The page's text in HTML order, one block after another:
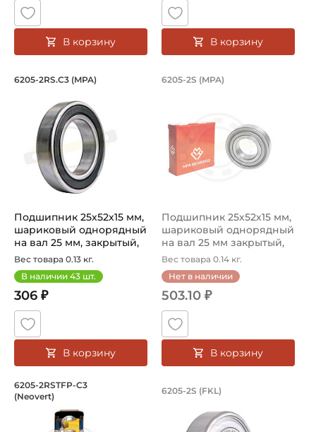
В корзину В корзину
Подшипник 25х52х15 мм, шариковый
6205-2RS.C3 (MPA)
Подшипник 25х52х15 мм,
шариковый однорядный
на вал 25 мм, закрытый,
уве...
Вес товара 0.13 кг.
В наличии 43 шт.
306 ₽
В корзину
Подшипник
6205-2S (MPA)
Подшипник 25х52х15 мм,
шариковый однорядный
на вал 25 мм закрытый,
улуч...
Вес товара 0.14 кг.
Нет в наличии
503.10 ₽
В корзину
Подшипник 25х52х15 мм, шариковый
Подшипник шариковый однорядный 6205-2RSTFP-C3
6205-2RSTFP-C3
(Neovert)
Подшипник
6205-2S (FKL)